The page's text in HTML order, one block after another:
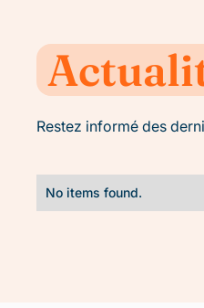
Restez informé des
No items found.